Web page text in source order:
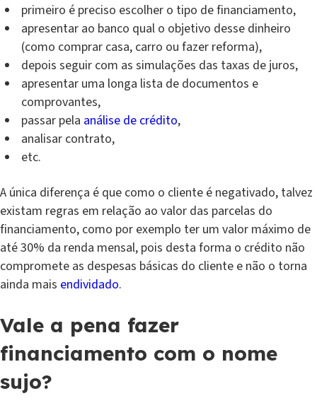
primeiro é preciso escolher o tipo de financiamento,
apresentar ao banco qual o objetivo desse dinheiro
(como comprar casa, carro ou fazer reforma),
depois seguir com as simulações das taxas de juros,
apresentar uma longa lista de documentos e
comprovantes,
passar pela análise de crédito,
analisar contrato,
etc.
A única diferença é que como o cliente é negativado, talvez
existam regras em relação ao valor das parcelas do
financiamento, como por exemplo ter um valor máximo de
até 30% da renda mensal, pois desta forma o crédito não
compromete as despesas básicas do cliente e não o torna
ainda mais endividado.
Vale a pena fazer
financiamento com o nome
sujo?